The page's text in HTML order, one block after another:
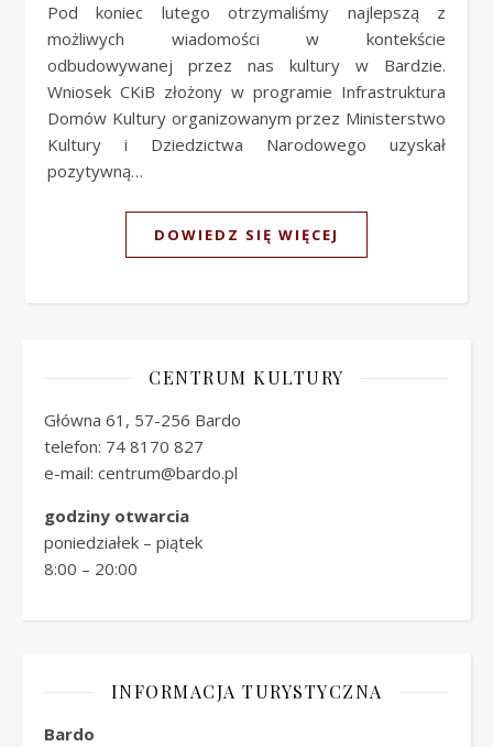
Pod koniec lutego otrzymaliśmy najlepszą z
możliwych wiadomości w kontekście
odbudowywanej przez nas kultury w Bardzie.
Wniosek CKiB złożony w programie Infrastruktura
Domów Kultury organizowanym przez Ministerstwo
Kultury i Dziedzictwa Narodowego uzyskał
pozytywną…
DOWIEDZ SIĘ WIĘCEJ
CENTRUM KULTURY
Główna 61, 57-256 Bardo
telefon: 74 8170 827
e-mail: centrum@bardo.pl
godziny otwarcia
poniedziałek – piątek
8:00 – 20:00
INFORMACJA TURYSTYCZNA
Bardo